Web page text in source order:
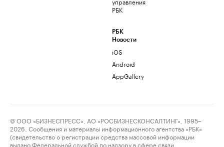
РБК
РБК
Новости
iOS
Android
AppGallery
© ООО «БИЗНЕСПРЕСС», АО «РОСБИЗНЕСКОНСАЛТИНГ», 1995–
2026. Сообщения и материалы информационного агентства «РБК»
(свидетельство о регистрации средства массовой информации
выдано Федеральной службой по надзору в сфере связи,